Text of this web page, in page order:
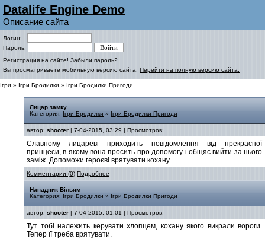
Datalife Engine Demo
Описание сайта
Логин:
Пароль:
Регистрация на сайте! Забыли пароль?
Вы просматриваете мобильную версию сайта. Перейти на полную версию сайта.
Ігри » Ігри Бродилки » Ігри Бродилки Пригоди
Лицар замку
Категория: Ігри Бродилки » Ігри Бродилки Пригоди
автор: shooter | 7-04-2015, 03:29 | Просмотров:
Славному лицареві приходить повідомлення від прекрасної
принцеси, в якому вона просить про допомогу і обіцяє вийти за нього
заміж. Допоможи героєві врятувати кохану.
Комментарии (0) Подробнее
Нападник Вільям
Категория: Ігри Бродилки » Ігри Бродилки Пригоди
автор: shooter | 7-04-2015, 01:01 | Просмотров:
Тут тобі належить керувати хлопцем, кохану якого викрали вороги.
Тепер її треба врятувати.